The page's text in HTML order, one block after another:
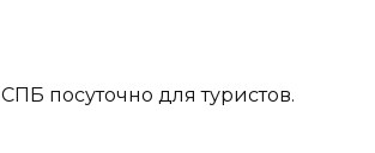
посуточно для туристов.